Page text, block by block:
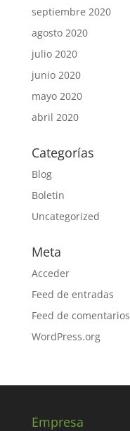
septiembre 2020
agosto 2020
julio 2020
junio 2020
mayo 2020
abril 2020
Categorías
Blog
Boletin
Uncategorized
Meta
Acceder
Feed de entradas
Feed de comentarios
WordPress.org
Empresa